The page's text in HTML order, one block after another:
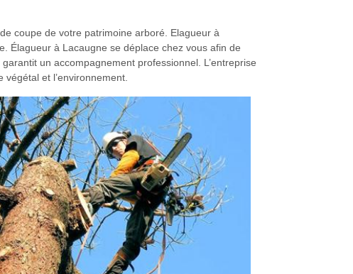
coupe de votre patrimoine arboré. Elagueur à
Élagueur à Lacaugne se déplace chez vous afin de
un accompagnement professionnel. L’entreprise
et l’environnement.